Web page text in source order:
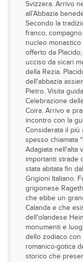
Svizzera. Arrivo
all’Abbazia
Secondo la
franco,
nucleo
offerto da
ucciso da sicari
della Rezia.
dell'abbazia
Pietro. Visita
Celebrazione
Coira. Arrivo e
incontro con la
Considerata il più
spesso chiamata
Adagiata nell'alta
importanti strade
stata abitata fin
Grigioni Italiano.
grigionese
che ebbe un
Calanda e che
dell'olandese
monumenti e
dello zodiaco
romanico-gotica
storico che